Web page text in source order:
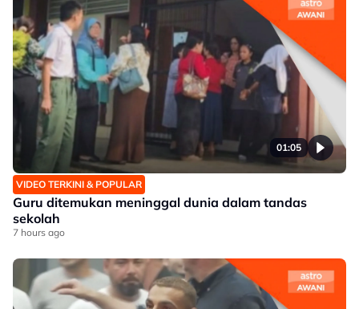
01:05
VIDEO TERKINI & POPULAR
Guru ditemukan meninggal dunia dalam tandas
sekolah
7 hours ago